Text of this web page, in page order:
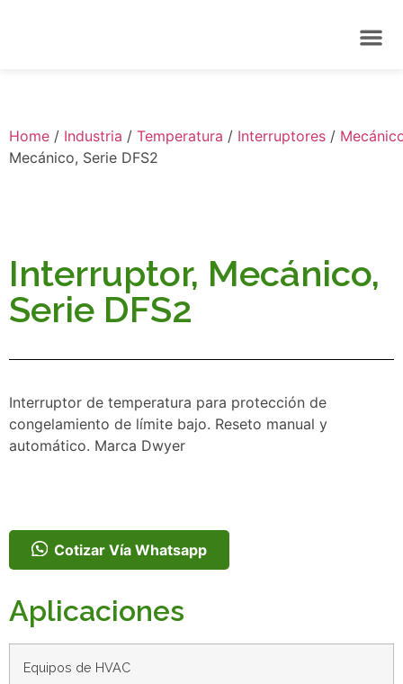
Home / Industria / Temperatura / Interruptores /
Mecánico, Serie DFS2
Interruptor, Mecánico,
Serie DFS2
Interruptor de temperatura para protección de
congelamiento de límite bajo. Reseto manual y
automático. Marca Dwyer
Cotizar Vía Whatsapp
Aplicaciones
Equipos de HVAC